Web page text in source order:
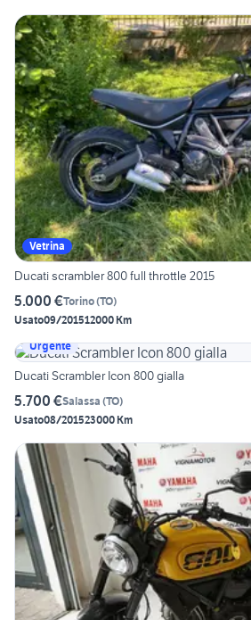
Vetrina
Ducati scrambler 800 full throttle 2015
5.000 €Torino(TO)
Usato09/201512000 Km
Urgente
Ducati Scrambler Icon 800 gialla
5.700 €Salassa (TO)
Usato08/201523000 Km